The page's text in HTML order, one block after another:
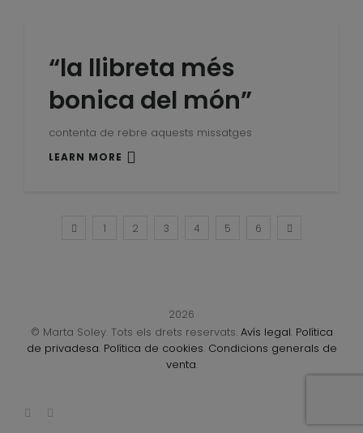
“la llibreta més
bonica del món”
contenta de rebre aquests missatges
LEARN MORE
1 2 3 4 5 6
2026
© Marta Soley. Tots els drets reservats. Avís legal. Política
de privadesa. Política de cookies. Condicions generals de
venta.